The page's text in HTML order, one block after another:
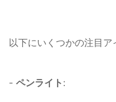
以下にいくつかの注目ア
- ペンライト :